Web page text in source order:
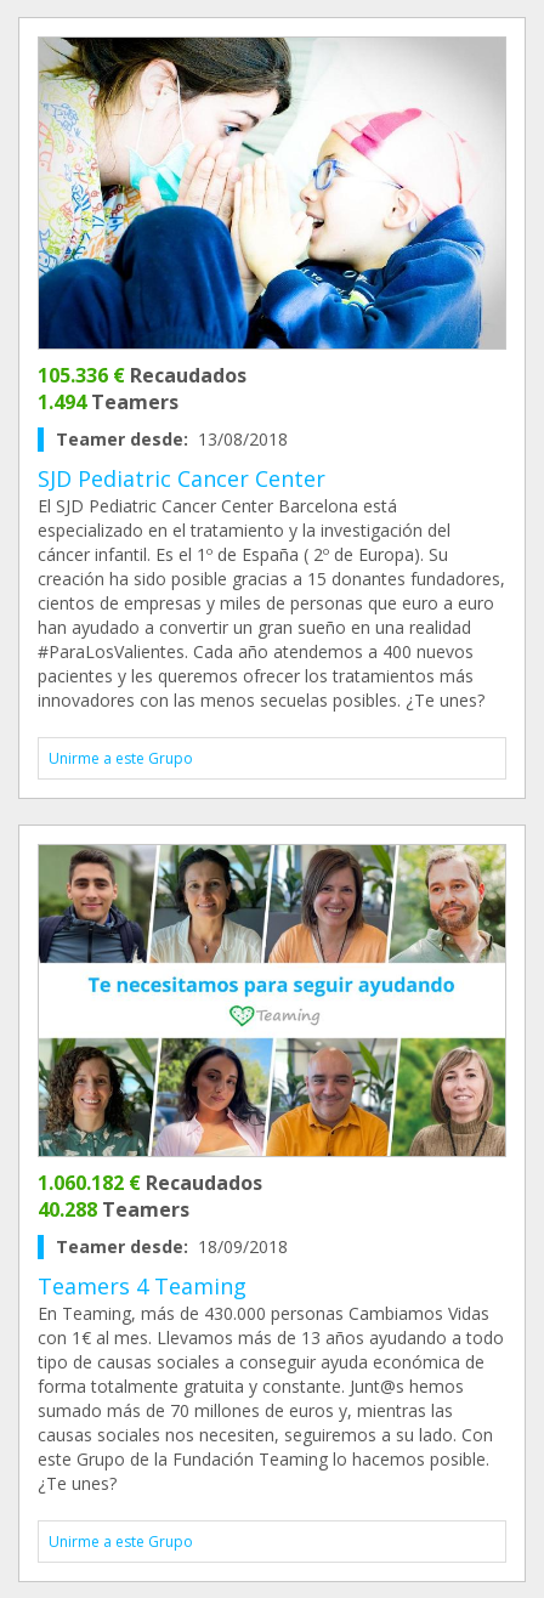
105.336 € Recaudados
1.494Teamers
Teamer desde: 13/08/2018
SJD Pediatric Cancer Center
El SJD Pediatric Cancer Center Barcelona está
especializado en el tratamiento y la investigación del
cáncer infantil. Es el 1º de España ( 2º de Europa). Su
creación ha sido posible gracias a 15 donantes fundadores,
cientos de empresas y miles de personas que euro a euro
han ayudado a convertir un gran sueño en una realidad
#ParaLosValientes. Cada año atendemos a 400 nuevos
pacientes y les queremos ofrecer los tratamientos más
innovadores con las menos secuelas posibles. ¿Te unes?
Unirme a este Grupo
1.060.182 € Recaudados
40.288 Teamers
Teamer desde: 18/09/2018
Teamers 4 Teaming
En Teaming, más de 430.000 personas Cambiamos Vidas
con 1€ al mes. Llevamos más de 13 años ayudando a todo
tipo de causas sociales a conseguir ayuda económica de
forma totalmente gratuita y constante. Junt@s hemos
sumado más de 70 millones de euros y, mientras las
causas sociales nos necesiten, seguiremos a su lado. Con
este Grupo de la Fundación Teaming lo hacemos posible.
¿Te unes?
Unirme a este Grupo